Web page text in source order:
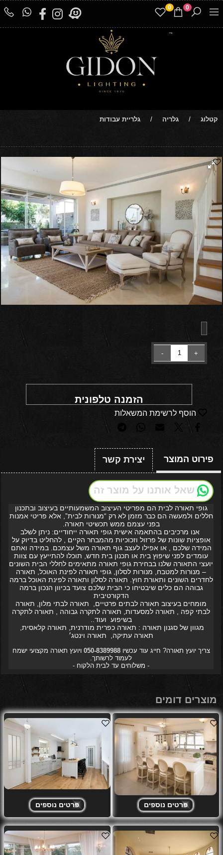
0
0
קטלוג / גלריה / גלריית עבודות
הזמנה טלפונית
הוסף לרשימת המשאלות
פירוט המוצר יצירת קשר
שאל אותנו על מוצר זה
גופי תאורה לבית הם מפריטי העיצוב המשמעותיים בעיצוב ובתכנון
חללים ולמעשה הם כבר מזמן לא רק “מנורות לבית”, אלא פריטי אמנות
בפני עצמם ממש תכשיטי תאורה.
אנו מרכיבים בהתאמה אישית גופי תאורה ייחודיים: ניתן לשלב
אופציות שונות של פרזול וזכוכיות מהמבחר הקיים , להחליט בדיוק על
המידה שלכם , או אפילו לעצב גוף תאורה משל עצמכם. במידה ואתם
עומדים לפני שיפוץ בית או תכנון בית חדש, תוכלו להתייעץ עם צוות
יועצי התאורה שלנו בבחירת גופי תאורה מתאימים לחללי הבית השונים
– מנורות למטבח, מנורות לסלון, גופי תאורה לפינת האוכל, תאורה
לחדרים השונים ותאורת חוץ. תאורה לסלון ותאורה לפינת האוכל ברמה
גבוהה הם כלים שיבטיחו כי הבית שלכם צועד בכיוון הנכון ברמה
הדקורטיבית
מומחים בעיצוב תאורה לבתים פרטיים, תאורה לבתי מלון, תאורה
לבתי קפה , תאורה למסעדות, תאורה לתקרה גבוהה , תאורה לתקרה
בשיפוע ועוד..
מגוון של סגנון תאורה : תאורה כפרית מודרנית, תאורה קלאסית,
תאורה עתיקה, תאורה וינטג׳
צריך יועץ תאורה? חייג עוד עכשיו050-8389988 ויועץ תאורה מקצועי ישמח
לעמוד לרשותך.
- משלוחים עד לבית הלקוח -
מוצרים דומים
פרטים נוספים פרטים נוספים